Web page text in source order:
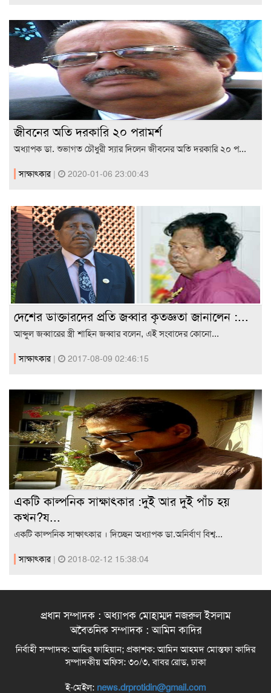
জীবনের অতি দরকারি ২০ পরামর্শ
অধ্যাপক ডা. শুভাগত চৌধুরী স্যার দিলেন জীবনের অতি দরকারি ২০ প...
সাক্ষাৎকার | 2020-01-06 23:00:43
দেশের ডাক্তারদের প্রতি জব্বার কৃতজ্ঞতা জানালেন :...
আব্দুল জব্বারের স্ত্রী শাহিন জব্বার বলেন, এই সংবাদের কোনো...
সাক্ষাৎকার | 2017-08-09 02:46:15
একটি কাল্পনিক সাক্ষাৎকার :দুই আর দুই পাঁচ হয়
কখন?য...
একটি কাল্পনিক সাক্ষাৎকার । দিচ্ছেন অধ্যাপক ডা.অনির্বাণ বিশ্ব...
সাক্ষাৎকার | 2018-02-12 15:38:04
প্রধান সম্পাদক : অধ্যাপক মোহাম্মদ নজরুল ইসলাম
অবৈতনিক সম্পাদক : আমিন কাদির
নির্বাহী সম্পাদক: আহির ফাহিয়ান; প্রকাশক: আমিন আহমদ মোস্তফা কাদির
সম্পাদকীয় অফিস: ৩০/৩, বাবর রোড, ঢাকা
ই-মেইল: news.drprotidin@gmail.com